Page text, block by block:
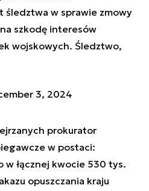
śledztwa w sprawie zmowy
szkodę interesów
wojskowych. Śledztwo,
3, 2024
prokurator
w postaci:
w łącznej kwocie 530 tys.
opuszczania kraju